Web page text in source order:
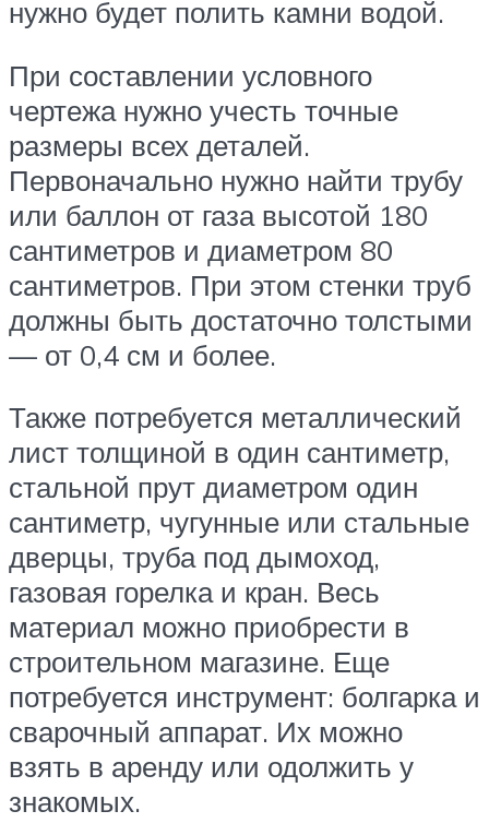
нужно будет полить камни водой.
При составлении условного
чертежа нужно учесть точные
размеры всех деталей.
Первоначально нужно найти трубу
или баллон от газа высотой 180
сантиметров и диаметром 80
сантиметров. При этом стенки труб
должны быть достаточно толстыми
— от 0,4 см и более.
Также потребуется металлический
лист толщиной в один сантиметр,
стальной прут диаметром один
сантиметр, чугунные или стальные
дверцы, труба под дымоход,
газовая горелка и кран. Весь
материал можно приобрести в
строительном магазине. Еще
потребуется инструмент: болгарка и
сварочный аппарат. Их можно
взять в аренду или одолжить у
знакомых.